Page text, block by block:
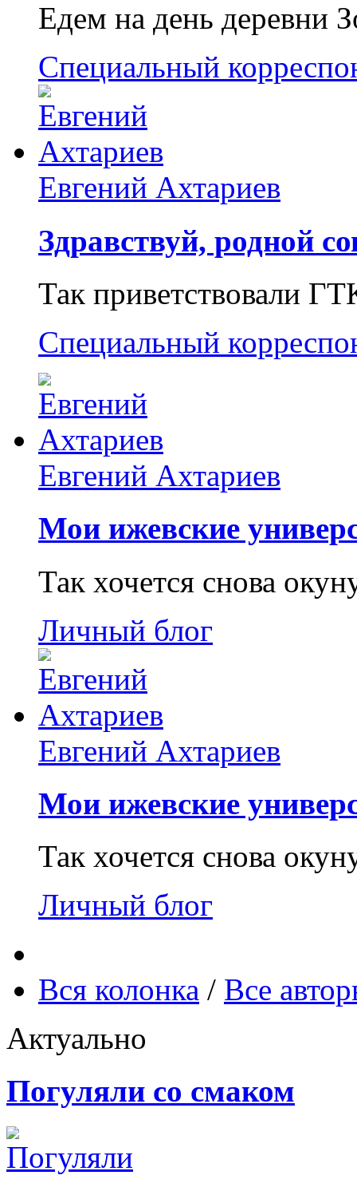
Едем на день деревни
Специальный
Евгений Ахтариев
Здравствуй, родной
Так приветствовали
Специальный
Евгений Ахтариев
Мои ижевские
Так хочется снова
Личный блог
Евгений Ахтариев
Мои ижевские
Так хочется снова
Личный блог
Вся колонка / Все
Актуально
Погуляли со смаком